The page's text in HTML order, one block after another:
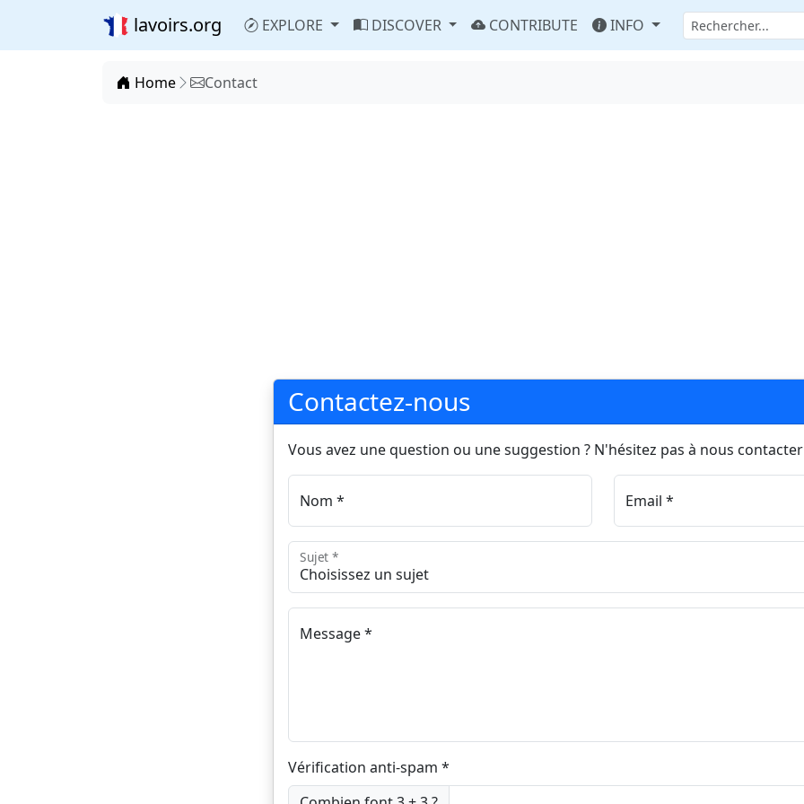
lavoirs.org EXPLORE DISCOVER CONTRIBUTE INFO
Home Contact
Contactez-nous
Vous avez une question ou une suggestion ? N'hésitez pas à nous
Nom * Email *
Sujet *
Message *
Vérification anti-spam *